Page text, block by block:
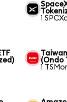
1
(Ondo
1